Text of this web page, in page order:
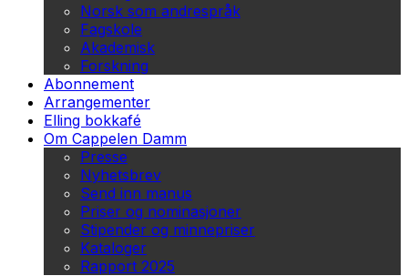
Norsk som andrespråk
Fagskole
Akademisk
Forskning
Abonnement
Arrangementer
Elling bokkafé
Om Cappelen Damm
Presse
Nyhetsbrev
Send inn manus
Priser og nominasjoner
Stipender og minnepriser
Kataloger
Rapport 2025